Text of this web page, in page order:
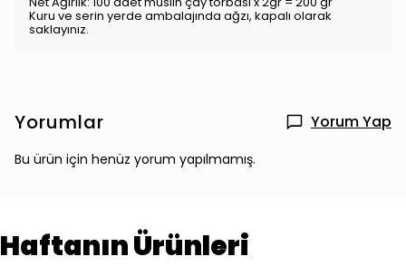
Kuru ve serin yerde ambalajında ağzı, kapalı olarak
saklayınız.
Yorumlar Yorum Yap
Bu ürün için henüz yorum yapılmamış.
Haftanın Ürünleri